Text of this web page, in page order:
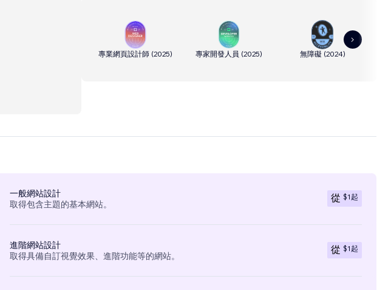
專業網頁設計師 (2025) 專家開發人員 (2025) 無障礙 (2024)
一般網站設計
取得包含主題的基本網站。
從 $1 起
進階網站設計
取得具備自訂視覺效果、進階功能等的網站。
從 $1 起